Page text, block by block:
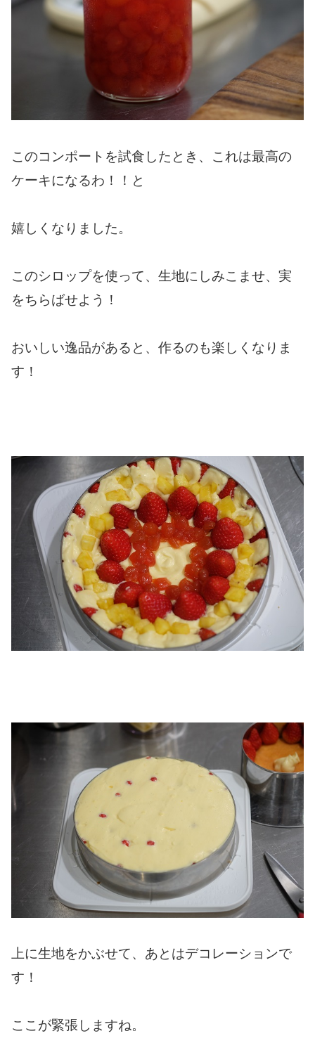
このコンポートを試食したとき、これは最高の
ケーキになるわ！！と
嬉しくなりました。
このシロップを使って、生地にしみこませ、実
をちらばせよう！
おいしい逸品があると、作るのも楽しくなりま
す！
上に生地をかぶせて、あとはデコレーションで
す！
ここが緊張しますね。